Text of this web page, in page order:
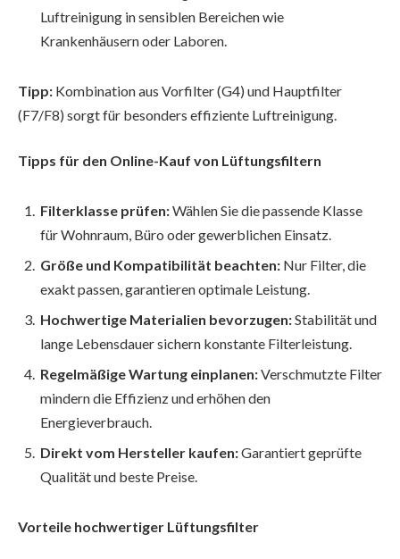
Luftreinigung in sensiblen Bereichen wie
Krankenhäusern oder Laboren.
Tipp: Kombination aus Vorfilter (G4) und Hauptfilter
(F7/F8) sorgt für besonders effiziente Luftreinigung.
Tipps für den Online-Kauf von Lüftungsfiltern
Filterklasse prüfen:Wählen Sie die passende Klasse
für Wohnraum, Büro oder gewerblichen Einsatz.
Größe und Kompatibilität beachten: Nur Filter, die
exakt passen, garantieren optimale Leistung.
Hochwertige Materialien bevorzugen:Stabilität und
lange Lebensdauer sichern konstante Filterleistung.
Regelmäßige Wartung einplanen:Verschmutzte Filter
mindern die Effizienz und erhöhen den
Energieverbrauch.
Direkt vom Hersteller kaufen:Garantiert geprüfte
Qualität und beste Preise.
Vorteile hochwertiger Lüftungsfilter